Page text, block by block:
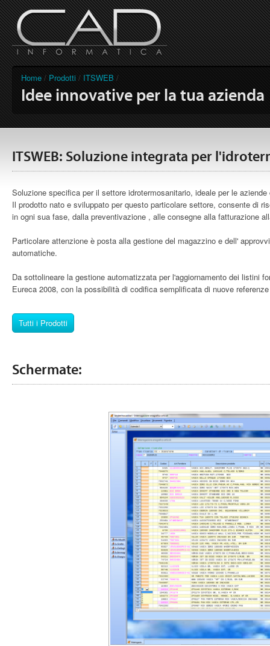
Home / Prodotti / ITSWEB /
Idee innovative per la tua azienda
ITSWEB: Soluzione integrata per
Soluzione specifica per il settore idrotermosanitario, ideale per le
Il prodotto nato e sviluppato per questo particolare settore, consente di
in ogni sua fase, dalla preventivazione , alle consegne alla fatturazione
Particolare attenzione è posta alla gestione del magazzino e dell'
automatiche.
Da sottolineare la gestione automatizzata per l'aggiornamento dei listini
Eureca 2008, con la possibilità di codifica semplificata di nuove
Tutti i Prodotti
Schermate: